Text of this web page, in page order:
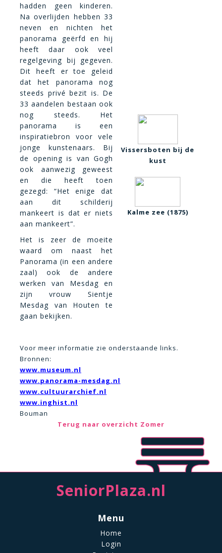
hadden geen kinderen.
Na overlijden hebben 33
neven en nichten het
panorama geërfd en hij
heeft daar ook veel
regelgeving bij gegeven.
Dit heeft er toe geleid
dat het panorama nog
steeds privé bezit is. De
33 aandelen bestaan ook
nog steeds. Het
panorama is een
inspiratiebron voor vele
jonge kunstenaars. Bij
de opening is van Gogh
ook aanwezig geweest
en die heeft toen
gezegd: “Het enige dat
aan dit schilderij
mankeert is dat er niets
aan mankeert”.
Het is zeer de moeite
waard om naast het
Panorama (in een andere
zaal) ook de andere
werken van Mesdag en
zijn vrouw Sientje
Mesdag van Houten te
gaan bekijken.
Vissersboten bij de
kust
Kalme zee (1875)
Voor meer informatie zie onderstaande links.
Bronnen:
www.museum.nl
www.panorama-mesdag.nl
www.cultuurarchief.nl
www.inghist.nl
Bouman
Terug naar overzicht Zomer
SeniorPlaza.nl
Menu
Home
Login